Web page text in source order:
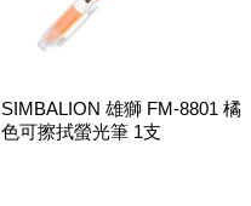
SIMBALION 雄獅 FM-8801 橘
色可擦拭螢光筆 1支